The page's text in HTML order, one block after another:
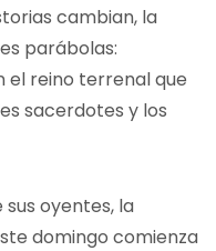
cambian, la
parábolas:
el reino terrenal que
sacerdotes y los
oyentes, la
domingo comienza